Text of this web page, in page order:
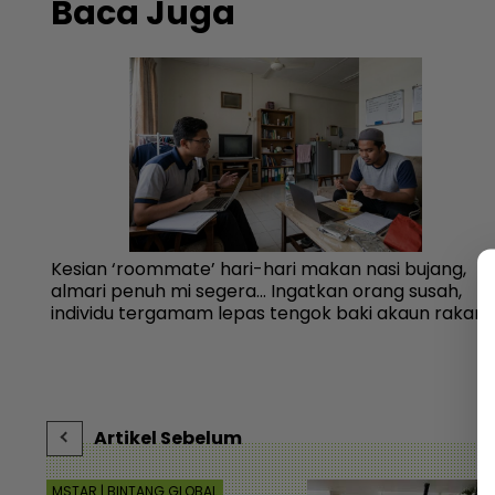
Baca Juga
Kesian ‘roommate’ hari-hari makan nasi bujang,
almari penuh mi segera... Ingatkan orang susah,
individu tergamam lepas tengok baki akaun rakan -
Artikel Sebelum
MSTAR | BINTANG GLOBAL